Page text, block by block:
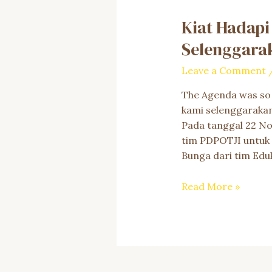
Kiat
Leave a Comment
The Agenda was
kami
Pada tanggal 22
tim PDPOTJI
Bunga dari tim
Kiat
Read More »